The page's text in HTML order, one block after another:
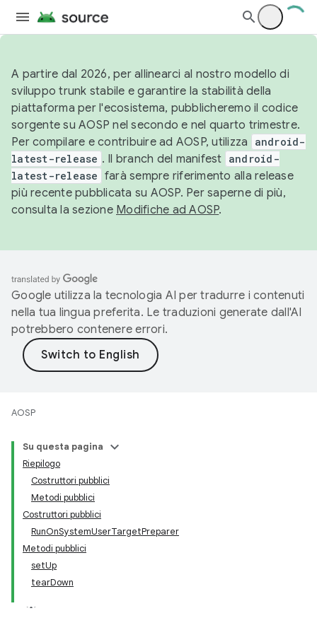
A partire dal 2026, per allinearci al nostro modello di
sviluppo trunk stabile e garantire la stabilità della
piattaforma per l'ecosistema, pubblicheremo il codice
sorgente su AOSP nel secondo e nel quarto trimestre.
Per compilare e contribuire ad AOSP, utilizza
android-
latest-release . Il branch del manifest android-
latest-release farà sempre riferimento alla release
più recente pubblicata su AOSP. Per saperne di più,
consulta la sezione Modifiche ad AOSP.
Google utilizza la tecnologia AI per tradurre i contenuti
nella tua lingua preferita. Le traduzioni generate dall'AI
potrebbero contenere errori.
AOSP
Su questa pagina
Riepilogo
Costruttori pubblici
Metodi pubblici
Costruttori pubblici
RunOnSystemUserTargetPreparer
Metodi pubblici
setUp
tearDown